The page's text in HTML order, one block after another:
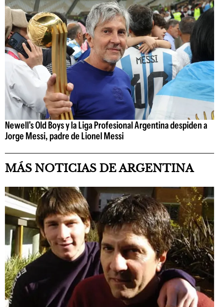
Newell's Old Boys y la Liga Profesional Argentina despiden a
Jorge Messi, padre de Lionel Messi
MÁS NOTICIAS DE ARGENTINA